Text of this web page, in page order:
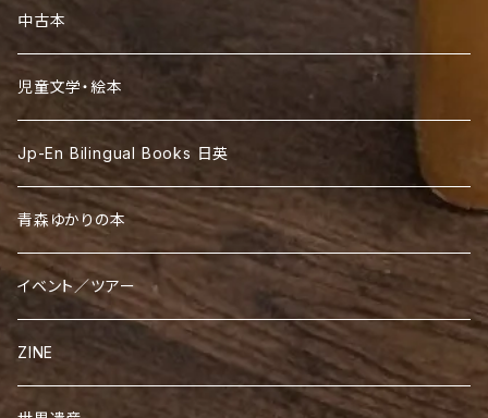
イギリス
ロシア
ドイツ
スペイン
オランダ
インド
中東
アフリカ
オーストラリア
世界一周
家族旅行
建築
外国語／ことば
生活
歴史
自然
音楽
中古本
児童文学・絵本
Jp-En Bilingual Books 日英
青森ゆかりの本
イベント／ツアー
ZINE